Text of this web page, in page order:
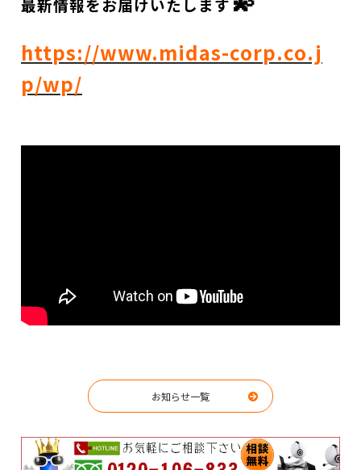
最新情報をお届けいたします
https://www.midas-corp.co.j
p/wp/
お知らせ一覧